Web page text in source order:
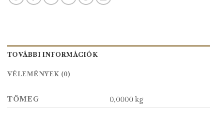
TOVÁBBI INFORMÁCIÓK
VÉLEMÉNYEK (0)
TÖMEG 0,0000 kg